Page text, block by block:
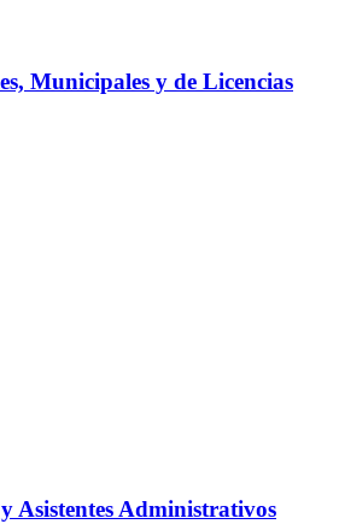
Municipales y de Licencias
Asistentes Administrativos